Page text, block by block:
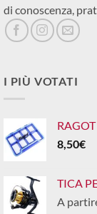
di conoscenza,
I PIÙ VOTATI
8,50€
TICA
A